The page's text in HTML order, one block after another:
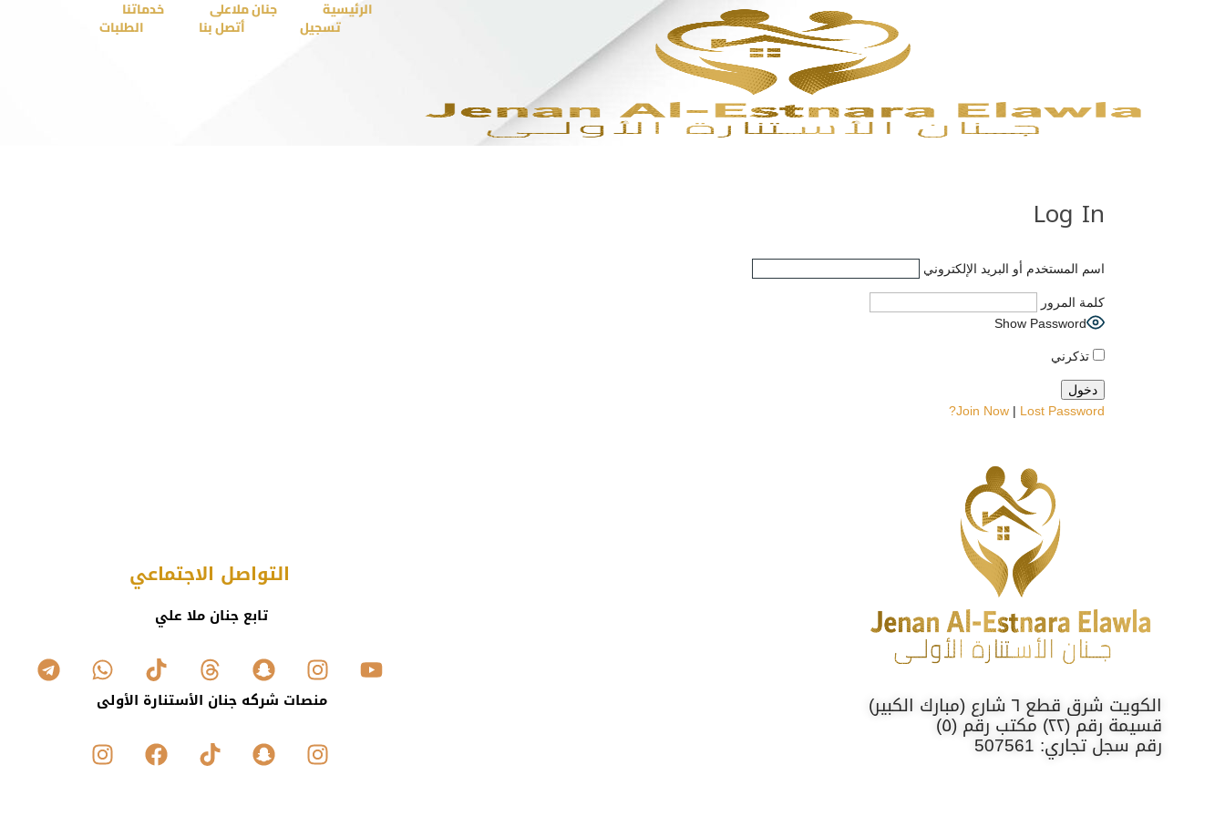
الرئيسية جنان ملاعلى خدماتنا
تسجيل أتصل بنا الطلبات
Log In
اسم المستخدم أو البريد الإلكتروني
كلمة المرور
Show Password
تذكرني
Join Now | Lost Password?
الكويت شرق قطع ٦ شارع (مبارك الكبير)
قسيمة رقم (٢٢) مكتب رقم (٥)
رقم سجل تجاري: 507561
التواصل الاجتماعي
تابع جنان ملا علي
منصات شركه جنان الأستنارة الأولى